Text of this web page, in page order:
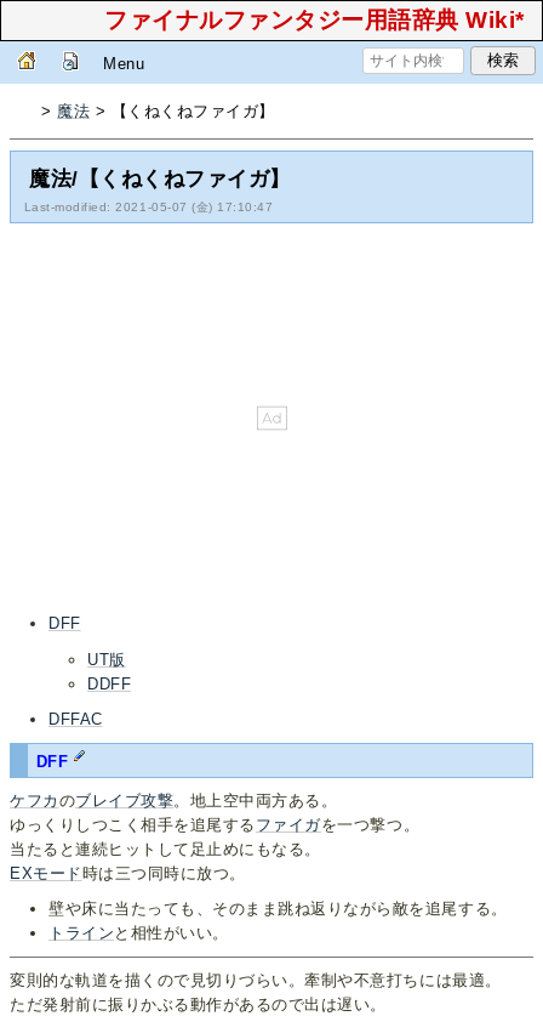
ファイナルファンタジー用語辞典 Wiki*
Menu
> 魔法 > 【くねくねファイガ】
魔法/【くねくねファイガ】
Last-modified: 2021-05-07 (金) 17:10:47
DFF
UT版
DDFF
DFFAC
DFF
ケフカ のブレイブ攻撃。地上空中両方ある。
ゆっくりしつこく相手を追尾する ファイガを一つ撃つ。
当たると連続ヒットして足止めにもなる。
EXモード時は三つ同時に放つ。
壁や床に当たっても、そのまま跳ね返りながら敵を追尾する。
トライン と相性がいい。
変則的な軌道を描くので見切りづらい。牽制や不意打ちには最適。
ただ発射前に振りかぶる動作があるので出は遅い。